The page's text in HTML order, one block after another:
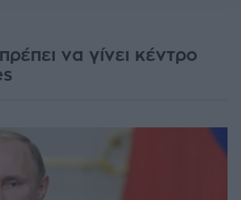
να γίνει κέντρο